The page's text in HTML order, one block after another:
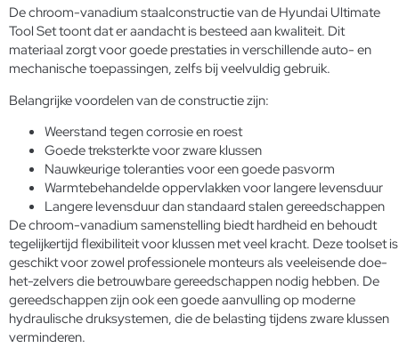
De chroom-vanadium staalconstructie van de Hyundai Ultimate
Tool Set toont dat er aandacht is besteed aan kwaliteit. Dit
materiaal zorgt voor goede prestaties in verschillende auto- en
mechanische toepassingen, zelfs bij veelvuldig gebruik.
Belangrijke voordelen van de constructie zijn:
Weerstand tegen corrosie en roest
Goede treksterkte voor zware klussen
Nauwkeurige toleranties voor een goede pasvorm
Warmtebehandelde oppervlakken voor langere levensduur
Langere levensduur dan standaard stalen gereedschappen
De chroom-vanadium samenstelling biedt hardheid en behoudt
tegelijkertijd flexibiliteit voor klussen met veel kracht. Deze toolset is
geschikt voor zowel professionele monteurs als veeleisende doe-
het-zelvers die betrouwbare gereedschappen nodig hebben. De
gereedschappen zijn ook een goede aanvulling op moderne
hydraulische druksystemen, die de belasting tijdens zware klussen
verminderen.